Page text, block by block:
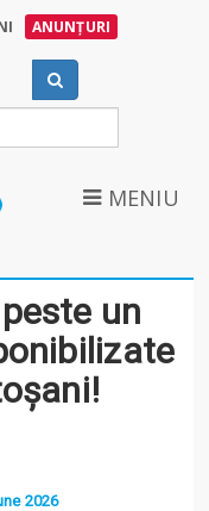
ANUNȚURI
MENIU
un
2026